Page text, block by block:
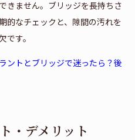
きません。ブリッジを長持ちさ
的なチェックと、隙間の汚れを
す。
ントとブリッジで迷ったら？後
・デメリット